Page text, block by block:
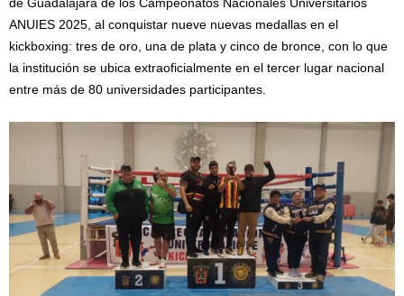
ANUIES 2025, al conquistar nueve nuevas medallas en el
kickboxing: tres de oro, una de plata y cinco de bronce, con lo que
la institución se ubica extraoficialmente en el tercer lugar nacional
entre más de 80 universidades participantes.